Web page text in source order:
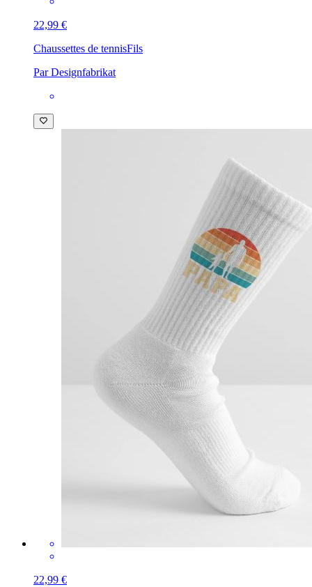
22,99 €
Chaussettes de tennisFils
Par Designfabrikat
22,99 €